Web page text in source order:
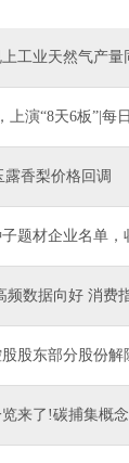
工业天然气产量
上演“8天6板”|每
露香梨价格回调
题材企业名单，
频数据向好 消费
股东部分股份解
来了!碳捕集概